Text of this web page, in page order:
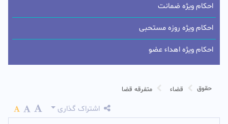
حقوق قضاء متفرقه قضا
اشتراک گذاری
احکام ویژه ضمانت
احکام ویژه روزه مستحبی
احکام ویژه اهداء عضو